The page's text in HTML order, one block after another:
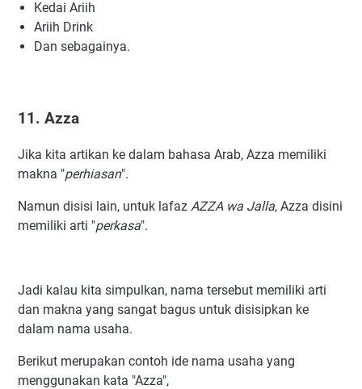
Kedai Ariih
Ariih Drink
Dan sebagainya.
11. Azza
Jika kita artikan ke dalam bahasa Arab, Azza memiliki
makna "perhiasan".
Namun disisi lain, untuk lafaz AZZA wa Jalla, Azza disini
memiliki arti "perkasa".
Jadi kalau kita simpulkan, nama tersebut memiliki arti
dan makna yang sangat bagus untuk disisipkan ke
dalam nama usaha.
Berikut merupakan contoh ide nama usaha yang
menggunakan kata "Azza",